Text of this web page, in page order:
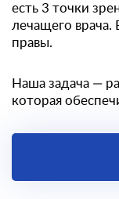
есть 3 точки
лечащего
правы.
Наша задача —
которая